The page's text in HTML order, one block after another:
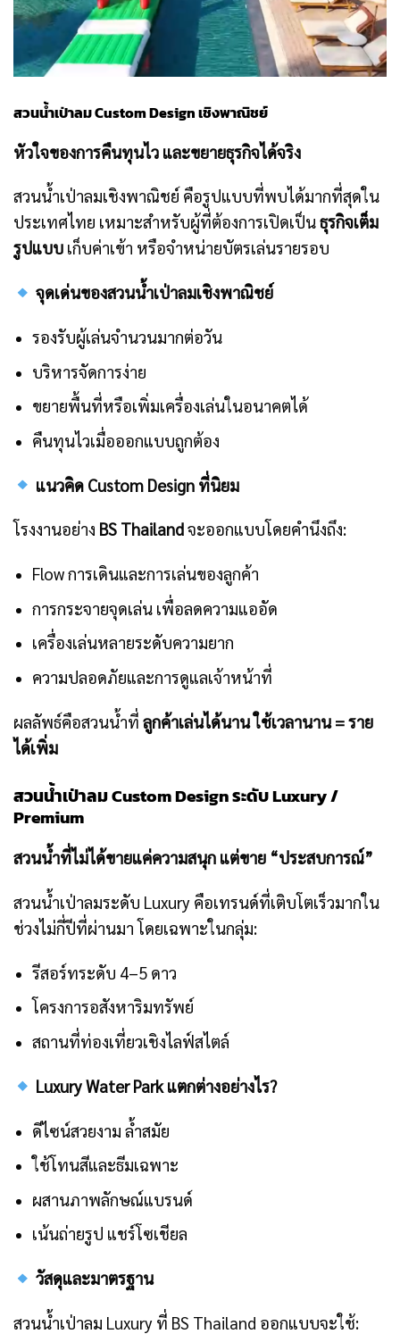
สวนน้ำเป่าลม Custom Design เชิงพาณิชย์
หัวใจของการคืนทุนไว และขยายธุรกิจได้จริง
สวนน้ำเป่าลมเชิงพาณิชย์ คือรูปแบบที่พบได้มากที่สุดใน
ประเทศไทย เหมาะสำหรับผู้ที่ต้องการเปิดเป็นธุรกิจเต็ม
รูปแบบ เก็บค่าเข้า หรือจำหน่ายบัตรเล่นรายรอบ
จุดเด่นของสวนน้ำเป่าลมเชิงพาณิชย์
รองรับผู้เล่นจำนวนมากต่อวัน
บริหารจัดการง่าย
ขยายพื้นที่หรือเพิ่มเครื่องเล่นในอนาคตได้
คืนทุนไวเมื่อออกแบบถูกต้อง
แนวคิด Custom Design ที่นิยม
โรงงานอย่าง BS Thailandจะออกแบบโดยคำนึงถึง:
Flow การเดินและการเล่นของลูกค้า
การกระจายจุดเล่น เพื่อลดความแออัด
เครื่องเล่นหลายระดับความยาก
ความปลอดภัยและการดูแลเจ้าหน้าที่
ผลลัพธ์คือสวนน้ำที่ ลูกค้าเล่นได้นาน ใช้เวลานาน = ราย
ได้เพิ่ม
สวนน้ำเป่าลม Custom Design ระดับ Luxury /
Premium
สวนน้ำที่ไม่ได้ขายแค่ความสนุก แต่ขาย “ประสบการณ์”
สวนน้ำเป่าลมระดับ Luxury คือเทรนด์ที่เติบโตเร็วมากใน
ช่วงไม่กี่ปีที่ผ่านมา โดยเฉพาะในกลุ่ม:
รีสอร์ทระดับ 4–5 ดาว
โครงการอสังหาริมทรัพย์
สถานที่ท่องเที่ยวเชิงไลฟ์สไตล์
Luxury Water Park แตกต่างอย่างไร?
ดีไซน์สวยงาม ล้ำสมัย
ใช้โทนสีและธีมเฉพาะ
ผสานภาพลักษณ์แบรนด์
เน้นถ่ายรูป แชร์โซเชียล
วัสดุและมาตรฐาน
สวนน้ำเป่าลม Luxury ที่ BS Thailand ออกแบบจะใช้: